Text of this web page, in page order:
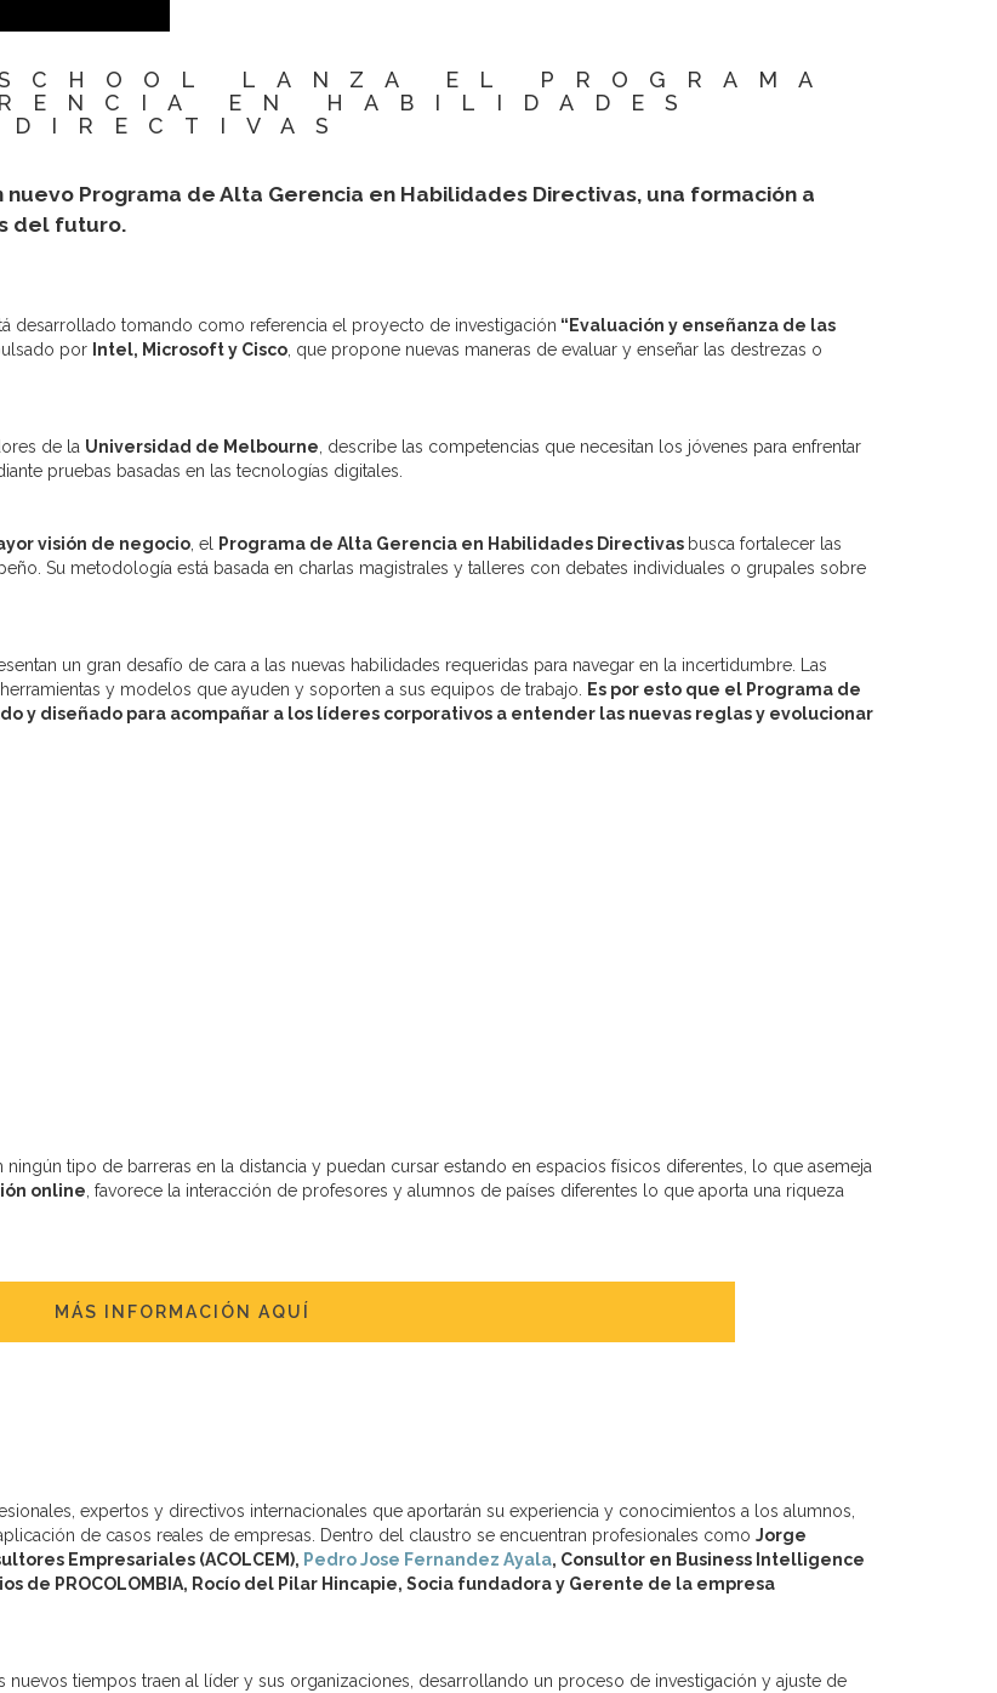
LANZA EL PROGRAMA
EN HABILIDADES
DIRECTIVAS
nuevo Programa de Alta Gerencia en Habilidades Directivas, una formación a
del futuro.
desarrollado tomando como referencia el proyecto de investigación “Evaluación y enseñanza de las
por Intel, Microsoft y Cisco , que propone nuevas maneras de evaluar y enseñar las destrezas o
de la Universidad de Melbourne , describe las competencias que necesitan los jóvenes para enfrentar
pruebas basadas en las tecnologías digitales.
visión de negocio , el Programa de Alta Gerencia en Habilidades Directivas busca fortalecer las
Su metodología está basada en charlas magistrales y talleres con debates individuales o grupales sobre
un gran desafío de cara a las nuevas habilidades requeridas para navegar en la incertidumbre. Las
y modelos que ayuden y soporten a sus equipos de trabajo.
Es por esto que el Programa de
y diseñado para acompañar a los líderes corporativos a entender las nuevas reglas y evolucionar
tipo de barreras en la distancia y puedan cursar estando en espacios físicos diferentes, lo que asemeja
online , favorece la interacción de profesores y alumnos de países diferentes lo que aporta una riqueza
MÁS INFORMACIÓN AQUÍ
expertos y directivos internacionales que aportarán su experiencia y conocimientos a los alumnos,
de casos reales de empresas. Dentro del claustro se encuentran profesionales como Jorge
Empresariales (ACOLCEM), Pedro Jose Fernandez Ayala, Consultor en Business Intelligence
PROCOLOMBIA, Rocío del Pilar Hincapie, Socia fundadora y Gerente de la empresa
tiempos traen al líder y sus organizaciones, desarrollando un proceso de investigación y ajuste de